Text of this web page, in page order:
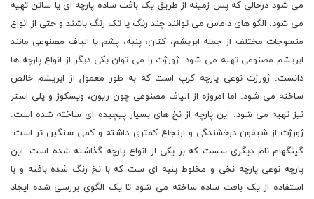
می شود درحالی که پس زمینه از طریق یک بافت ساده پارچه ای یا ساتن تهیه
می شود. الگو های داماس می توانند چند رنگ یا تک رنگ باشند و حتی از انواع
منسوجات مختلف از جمله ابریشم، کتان، پنبه، پشم یا الیاف مصنوعی مانند
ابریشم مصنوعی تهیه می شود. ژورژت را می توان یکی دیگر از انواع پارچه ها
دانست. ژورژت نوعی پارچه کرپ است که به طور معمول از ابریشم خالص
ساخته می شود. اما امروزه از الیاف مصنوعی چون ریون، ویسکوز و پلی استر
نیز تهیه می شود. این پارچه از نخ های بسیار پیچیده ای ساخته شده است.
ژورژت از شیفون درخشندگی و ارتجاع کمتری داشته و کمی سنگین تر است.
گینگهام نام دیگری سست که بر یکی از انواع پارچه گذاشته شده است. این
پارچه نوعی پارچه نخی و مخلوط پنبه ای ست که با نخ رنگ شده بافته و با
استفاده از یک بافت ساده ساخته می شود تا یک الگوی بررسی شده ایجاد